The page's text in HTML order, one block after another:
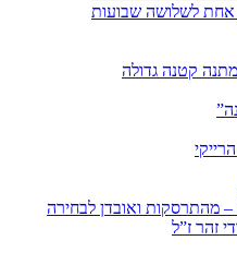
אחת לשלושה שבועות
– מהתרסקות ואובדן לבחירה
זהר ז”ל